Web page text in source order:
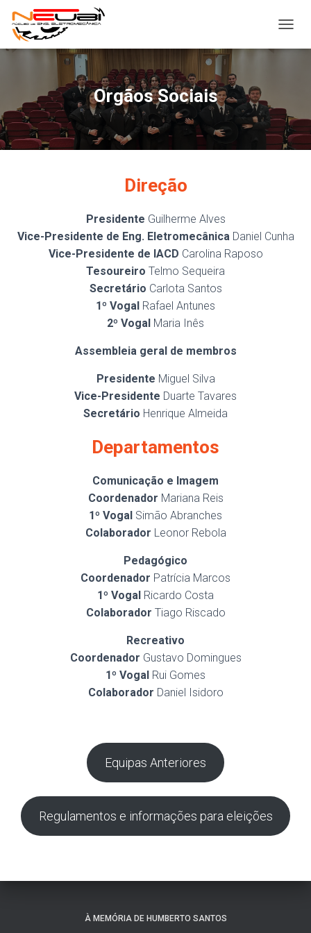
Orgãos Sociais
Direção
Presidente Guilherme Alves
Vice-Presidente de Eng. EletromecânicaDaniel Cunha
Vice-Presidente de IACD Carolina Raposo
Tesoureiro Telmo Sequeira
Secretário Carlota Santos
1º Vogal Rafael Antunes
2º Vogal Maria Inês
Assembleia geral de membros
Presidente Miguel Silva
Vice-Presidente Duarte Tavares
Secretário Henrique Almeida
Departamentos
Comunicação e Imagem
Coordenador Mariana Reis
1º Vogal Simão Abranches
Colaborador Leonor Rebola
Pedagógico
Coordenador Patrícia Marcos
1º Vogal Ricardo Costa
Colaborador Tiago Riscado
Recreativo
Coordenador Gustavo Domingues
1º Vogal Rui Gomes
Colaborador Daniel Isidoro
Equipas Anteriores
Regulamentos e informações para eleições
À MEMÓRIA DE HUMBERTO SANTOS